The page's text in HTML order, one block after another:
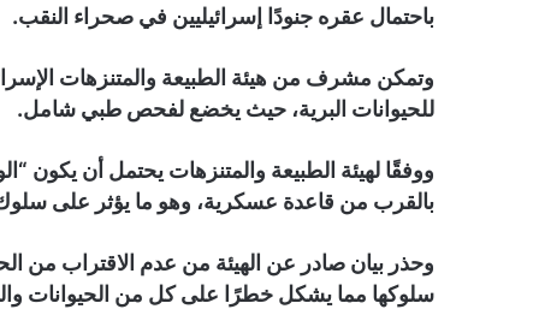
باحتمال عقره جنودًا إسرائيليين في صحراء النقب.
وتمكن مشرف من هيئة الطبيعة والمتنزهات
للحيوانات البرية، حيث يخضع لفحص طبي شامل.
ووفقًا لهيئة الطبيعة والمتنزهات يحتمل أن
بالقرب من قاعدة عسكرية، وهو ما يؤثر على
وحذر بيان صادر عن الهيئة من عدم الاقتراب من
سلوكها مما يشكل خطرًا على كل من الحيوانات